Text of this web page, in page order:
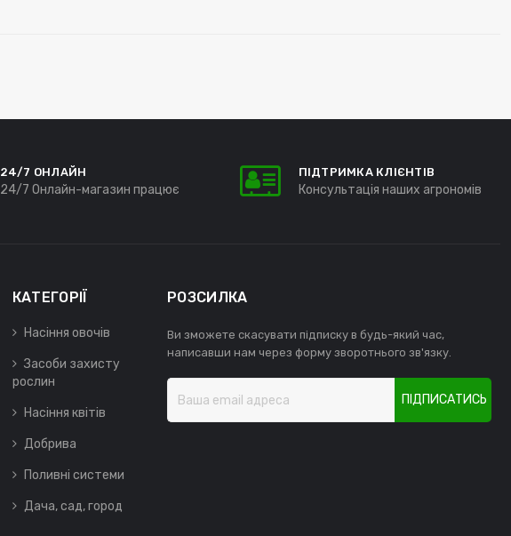
24/7 ОНЛАЙН
24/7 Онлайн-магазин працює
ПІДТРИМКА КЛІЄНТІВ
Консультація наших агрономів
КАТЕГОРІЇ
Насіння овочів
Засоби захисту
рослин
Насіння квітів
Добрива
Поливні системи
Дача, сад, город
РОЗСИЛКА
Ви зможете скасувати підписку в будь-який час,
написавши нам через форму зворотнього зв'язку.
ПІДПИСАТИСЬ